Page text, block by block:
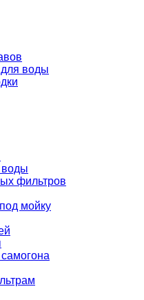
воды
воды
фильтров
мойку